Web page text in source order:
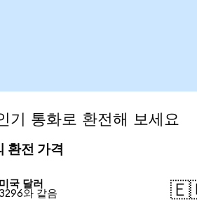
통화로 환전해 보세요
환전 가격
국 달러
와 같음